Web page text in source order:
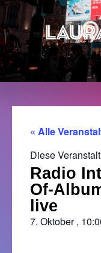
« Alle
Diese
Radio
Of-
live
7. Oktober ,